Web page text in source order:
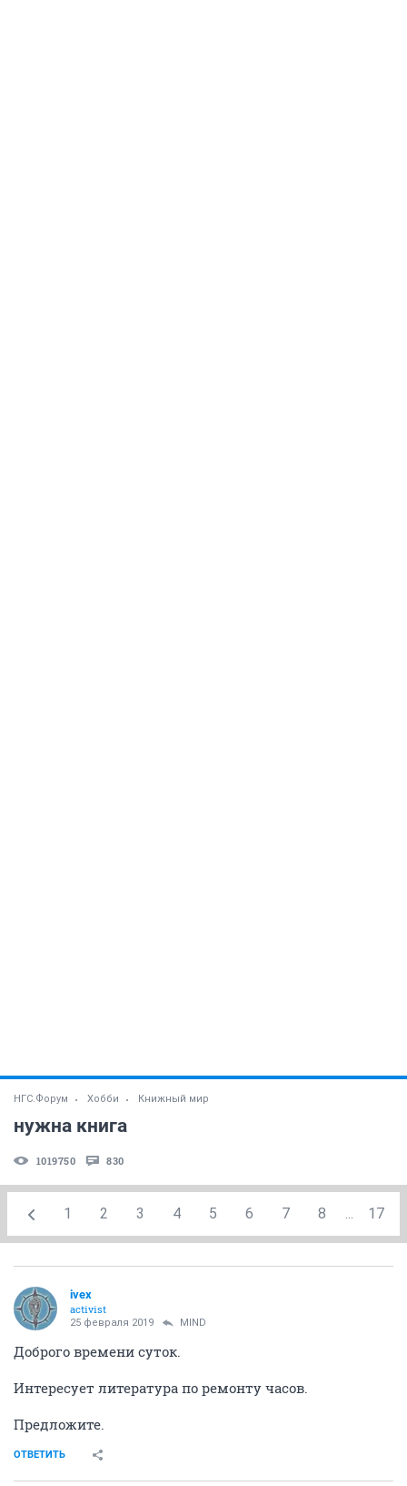
НГС.Форум Хобби Книжный мир
нужна книга
1019750 830
1 2 3 4 5 6 7 8 ... 17
ivex
activist
25 февраля 2019 MIND
Доброго времени суток.
Интересует литература по ремонту часов.
Предложите.
ОТВЕТИТЬ